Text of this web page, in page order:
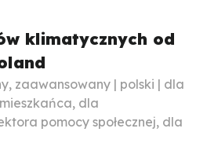
klimatycznych od
zaawansowany | polski | dla
dla
pomocy społecznej, dla